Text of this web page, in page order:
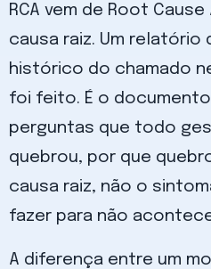
RCA vem de Root
causa raiz. Um relatório
histórico do chamado
foi feito. É o
perguntas que todo
quebrou, por que
causa raiz, não o
fazer para não
A diferença entre um